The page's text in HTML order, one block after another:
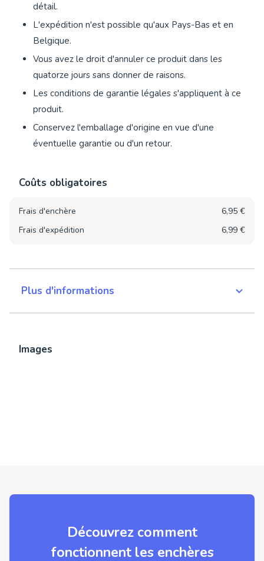
détail.
L'expédition n'est possible qu'aux Pays-Bas et en
Belgique.
Vous avez le droit d'annuler ce produit dans les
quatorze jours sans donner de raisons.
Les conditions de garantie légales s'appliquent à ce
produit.
Conservez l'emballage d'origine en vue d'une
éventuelle garantie ou d'un retour.
Coûts obligatoires
Frais d'enchère
6,95 €
Frais d'expédition
6,99 €
Plus d'informations
Images
Découvrez comment
fonctionnent les enchères